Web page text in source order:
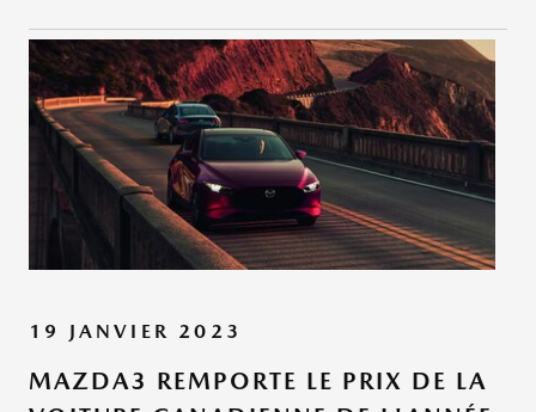
19 JANVIER 2023
MAZDA3 REMPORTE LE PRIX DE LA